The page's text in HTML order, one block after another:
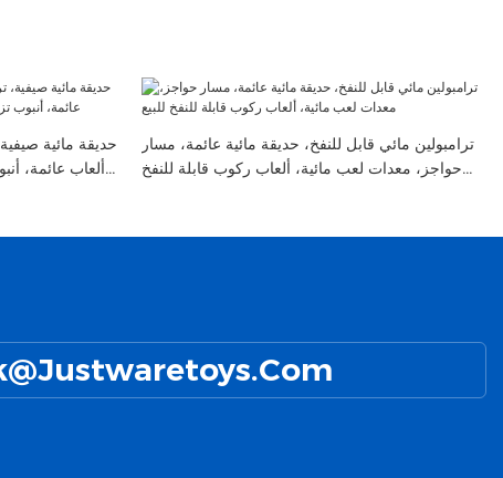
حديقة مائية
ألعاب عائمة،
ترامبولين مائي قابل للنفخ، حديقة مائية عائمة، مسار
حواجز، معدات لعب مائية، ألعاب ركوب قابلة للنفخ